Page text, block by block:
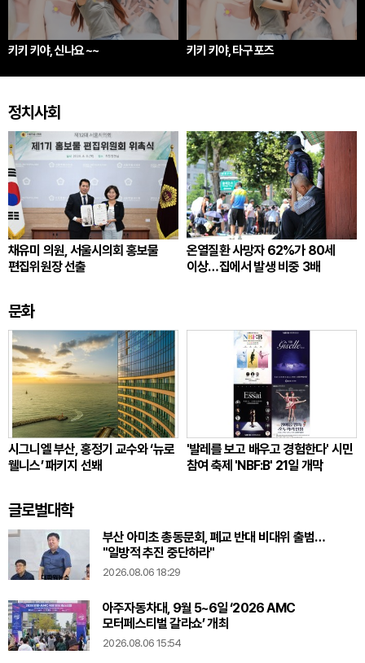
키키 키야, 신나요 ~~ 키키 키야, 타구 포즈
정치사회
채유미 의원, 서울시의회 홍보물
편집위원장 선출
온열질환 사망자 62%가 80세
이상…집에서 발생 비중 3배
문화
시그니엘 부산, 홍정기 교수와 ‘뉴로
웰니스’ 패키지 선봬
'발레를 보고 배우고 경험한다' 시민
참여 축제 'NBF:B' 21일 개막
글로벌대학
부산 아미초 총동문회, 폐교 반대 비대위 출범…
"일방적 추진 중단하라"
2026.08.06 18:29
아주자동차대, 9월 5~6일 ‘2026 AMC
모터페스티벌 갈라쇼’ 개최
2026.08.06 15:54